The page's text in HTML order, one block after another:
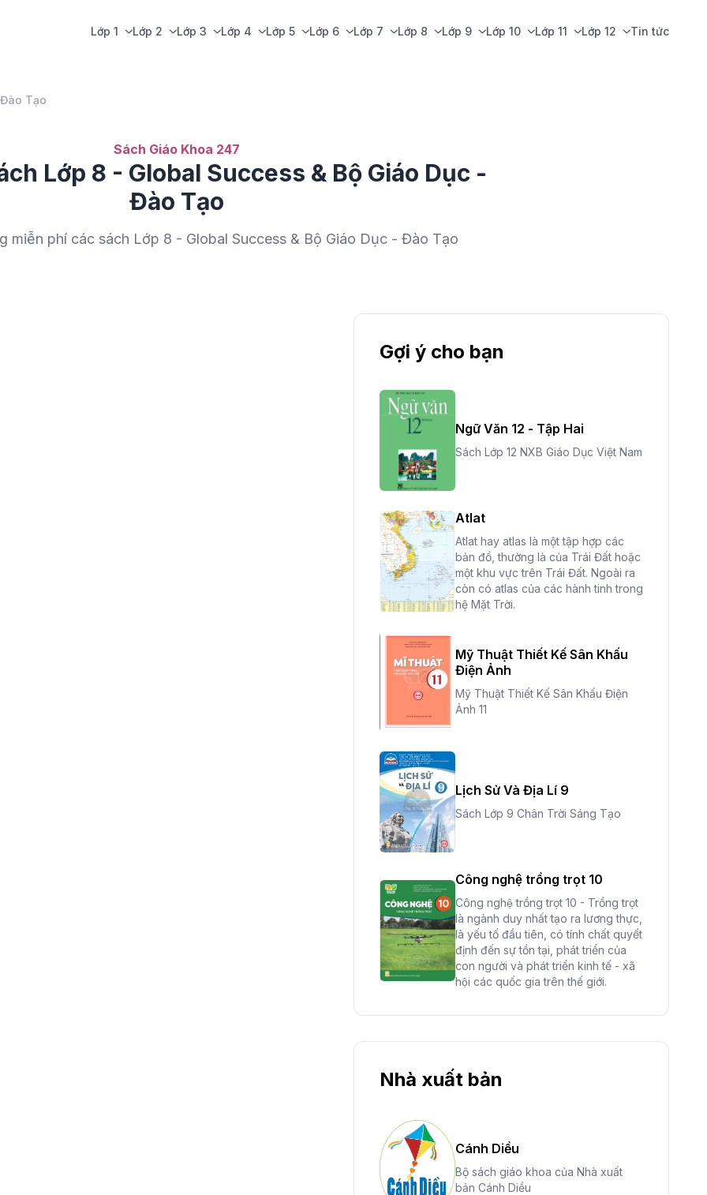
Lớp 1 Lớp 2 Lớp 3 Lớp 4 Lớp 5 Lớp 6 Lớp 7 Lớp 8 Lớp 9 Lớp 10 Lớp 11 Lớp 12 Tin tức
Tạo
Sách Giáo Khoa 247
Lớp 8 - Global Success & Bộ Giáo Dục -
Đào Tạo
miễn phí các sách Lớp 8 - Global Success & Bộ Giáo Dục - Đào Tạo
Gợi ý cho bạn
Ngữ Văn 12 - Tập Hai
Sách Lớp 12 NXB Giáo Dục Việt Nam
Atlat
Atlat hay atlas là một tập hợp các
bản đồ, thường là của Trái Đất hoặc
một khu vực trên Trái Đất. Ngoài ra
còn có atlas của các hành tinh trong
hệ Mặt Trời.
Mỹ Thuật Thiết Kế Sân Khấu
Điện Ảnh
Mỹ Thuật Thiết Kế Sân Khấu Điện
Ảnh 11
Lịch Sử Và Địa Lí 9
Sách Lớp 9 Chân Trời Sáng Tạo
Công nghệ trồng trọt 10
Công nghệ trồng trọt 10 - Trồng trọt
là ngành duy nhất tạo ra lương thực,
là yếu tố đầu tiên, có tính chất quyết
định đến sự tồn tại, phát triển của
con người và phát triển kinh tế - xã
hội các quốc gia trên thế giới.
Nhà xuất bản
Cánh Diều
Bộ sách giáo khoa của Nhà xuất
bản Cánh Diều